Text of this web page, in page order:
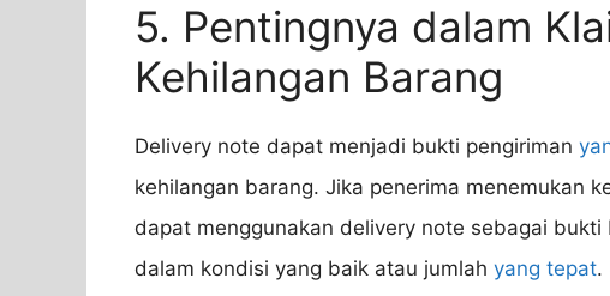
5. Pentingnya dalam
Kehilangan Barang
Delivery note dapat menjadi bukti pengiriman
kehilangan barang. Jika penerima menemukan
dapat menggunakan delivery note sebagai
dalam kondisi yang baik atau jumlah yang tepat.